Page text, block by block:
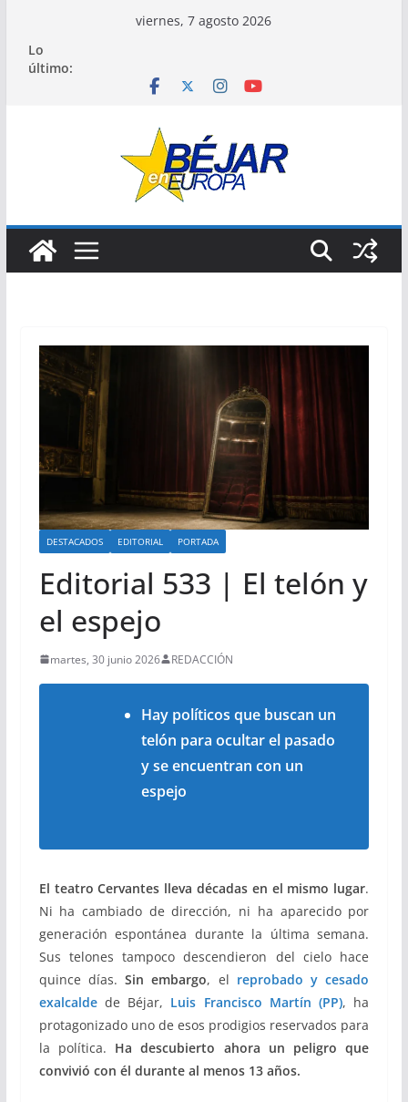
contenido
viernes, 7 agosto 2026
Lo
último:
DESTACADOS EDITORIAL PORTADA
Editorial 533 | El telón y
el espejo
martes, 30 junio 2026 REDACCIÓN
Hay políticos que buscan un
telón para ocultar el pasado
y se encuentran con un
espejo
El teatro Cervantes lleva décadas en el mismo lugar.
Ni ha cambiado de dirección, ni ha aparecido por
generación espontánea durante la última semana.
Sus telones tampoco descendieron del cielo hace
quince días.Sin embargo, el reprobado y cesado
exalcaldede Béjar, Luis Francisco Martín (PP), ha
protagonizado uno de esos prodigios reservados para
la política. Ha descubierto ahora un peligro que
convivió con él durante al menos 13 años.